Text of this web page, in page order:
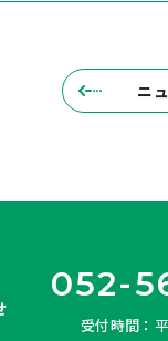
ニ
052-
受付時間：